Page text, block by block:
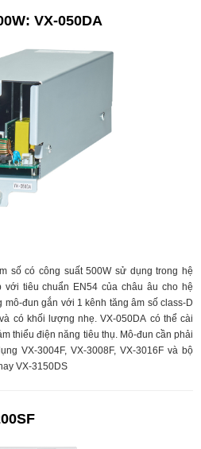
VX-050DA
số có công suất 500W sử dụng trong hệ
với tiêu chuẩn EN54 của châu âu cho hệ
mô-đun gắn với 1 kênh tăng âm số class-D
có khối lượng nhẹ. VX-050DA có thể cài
thiểu điện năng tiêu thụ. Mô-đun cần phải
VX-3004F, VX-3008F, VX-3016F và bộ
VX-3150DS